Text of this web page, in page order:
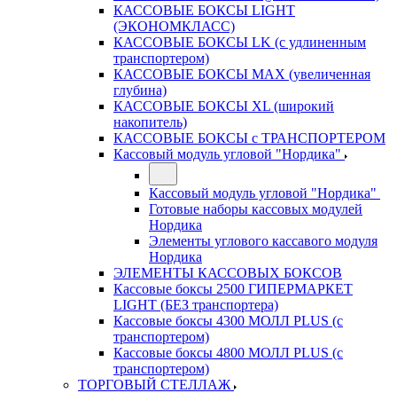
КАССОВЫЕ БОКСЫ LIGHT
(ЭКОНОМКЛАСС)
КАССОВЫЕ БОКСЫ LK (с удлиненным
транспортером)
КАССОВЫЕ БОКСЫ MAX (увеличенная
глубина)
КАССОВЫЕ БОКСЫ XL (широкий
накопитель)
КАССОВЫЕ БОКСЫ с ТРАНСПОРТЕРОМ
Кассовый модуль угловой "Нордика"
Кассовый модуль угловой "Нордика"
Готовые наборы кассовых модулей
Нордика
Элементы углового кассавого модуля
Нордика
ЭЛЕМЕНТЫ КАССОВЫХ БОКСОВ
Кассовые боксы 2500 ГИПЕРМАРКЕТ
LIGHT (БЕЗ транспортера)
Кассовые боксы 4300 МОЛЛ PLUS (с
транспортером)
Кассовые боксы 4800 МОЛЛ PLUS (с
транспортером)
ТОРГОВЫЙ СТЕЛЛАЖ